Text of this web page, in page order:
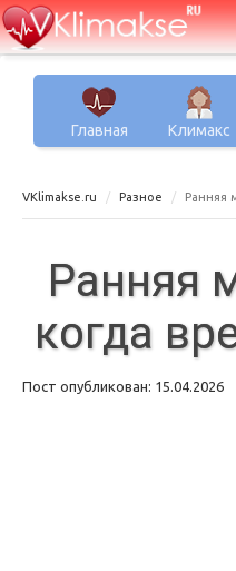
Главная Климакс
VKlimakse.ru Разное Ранняя
Ранняя
когда
Пост опубликован: 15.04.2026